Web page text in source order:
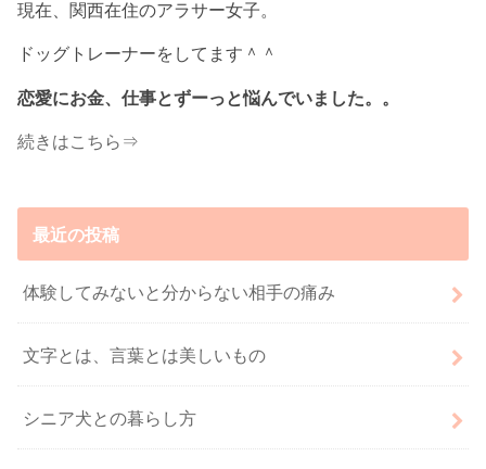
現在、関西在住のアラサー女子。
ドッグトレーナーをしてます＾＾
恋愛にお金、仕事とずーっと悩んでいました。。
続きはこちら⇒
最近の投稿
体験してみないと分からない相手の痛み
文字とは、言葉とは美しいもの
シニア犬との暮らし方